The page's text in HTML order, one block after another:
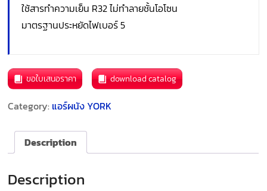
ใช้สารทำความเย็น R32 ไม่ทำลายชั้นโอโซน
มาตรฐานประหยัดไฟเบอร์ 5
ขอใบเสนอราคา download catalog
Category: แอร์ผนัง YORK
Description
Description